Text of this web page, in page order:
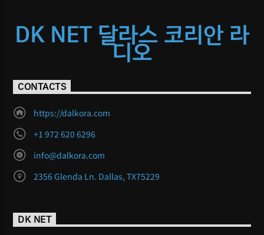
DK NET 달라스 코리안 라
디오
CONTACTS
https://dalkora.com
+1 972 620 6296
info@dalkora.com
2356 Glenda Ln. Dallas, TX75229
DK NET